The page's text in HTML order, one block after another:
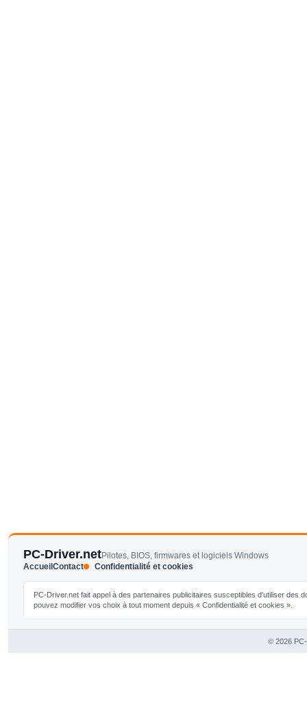
PC-Driver.netPilotes, BIOS, firmwares et logiciels Windows
AccueilContact Confidentialité et cookies
PC-Driver.net fait appel à des partenaires publicitaires susceptibles d'utiliser
pouvez modifier vos choix à tout moment depuis « Confidentialité et cookies ».
© 2026